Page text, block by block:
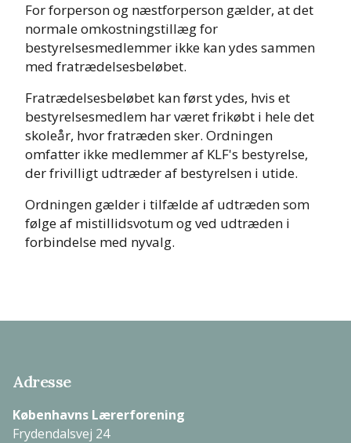
For forperson og næstforperson gælder, at det
normale omkostningstillæg for
bestyrelsesmedlemmer ikke kan ydes sammen
med fratrædelsesbeløbet.
Fratrædelsesbeløbet kan først ydes, hvis et
bestyrelsesmedlem har været frikøbt i hele det
skoleår, hvor fratræden sker. Ordningen
omfatter ikke medlemmer af KLF's bestyrelse,
der frivilligt udtræder af bestyrelsen i utide.
Ordningen gælder i tilfælde af udtræden som
følge af mistillidsvotum og ved udtræden i
forbindelse med nyvalg.
Adresse
Københavns Lærerforening
Frydendalsvej 24